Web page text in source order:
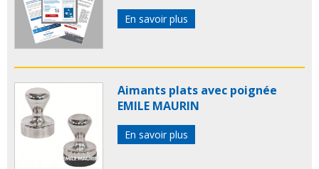
En savoir plus
Aimants plats avec poignée
EMILE MAURIN
En savoir plus